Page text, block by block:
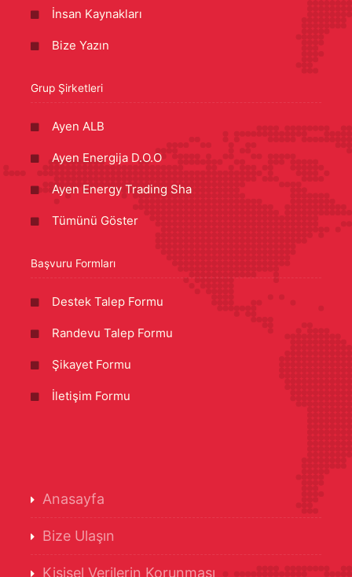
İnsan Kaynakları
Bize Yazın
Grup Şirketleri
Ayen ALB
Ayen Energija D.O.O
Ayen Energy Trading Sha
Tümünü Göster
Başvuru Formları
Destek Talep Formu
Randevu Talep Formu
Şikayet Formu
İletişim Formu
Anasayfa
Bize Ulaşın
Kişisel Verilerin Korunması